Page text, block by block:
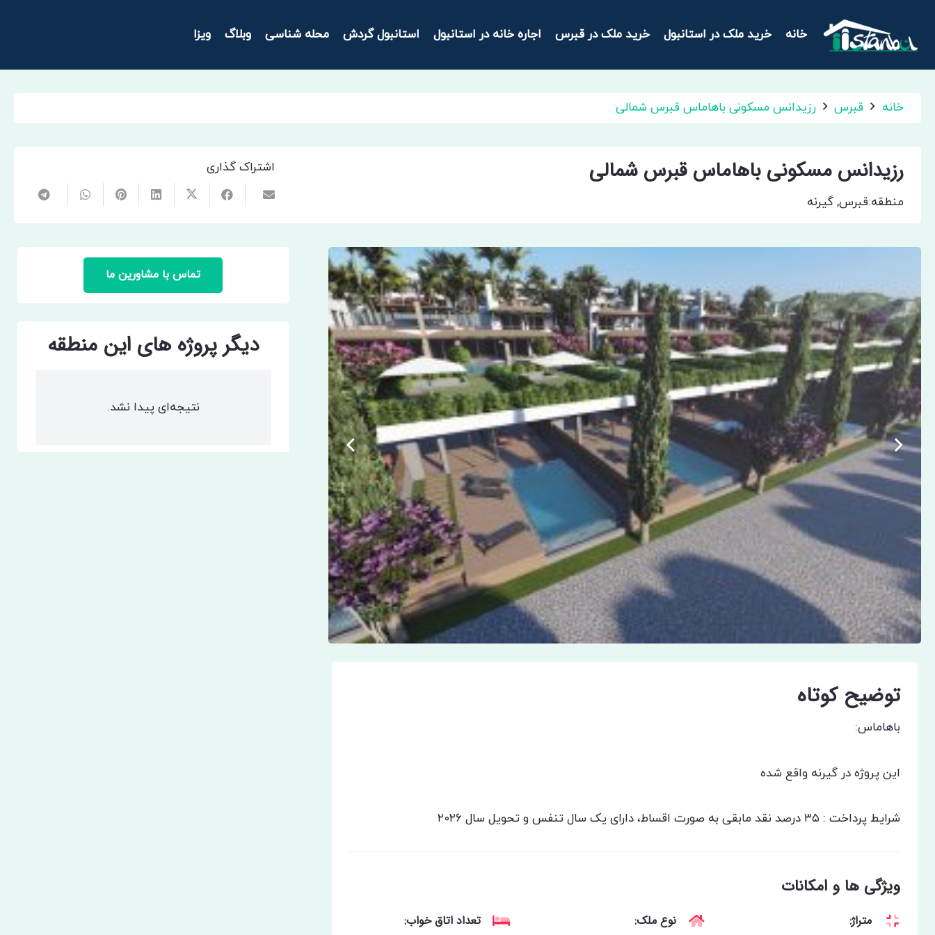
خانه خرید ملک در استانبول خرید ملک در قبرس اجاره خانه در استانبول استانبول گردش محله شناسی وبلاگ ویزا
خانه قبرس رزیدانس مسکونی باهاماس قبرس شمالی
رزیدانس مسکونی باهاماس قبرس شمالی
منطقه:قبرس,گیرنه
اشتراک گذاری
توضیح کوتاه
باهاماس:
این پروژه در گیرنه واقع شده
شرایط پرداخت : ۳۵ درصد نقد مابقی به صورت اقساط، دارای یک سال تنفس و تحویل سال ۲۰۲۶
ویژگی ها و امکانات
متراژ: نوع ملک: تعداد اتاق خواب:
تماس با مشاورین ما
دیگر پروژه های این منطقه
نتیجه‌ای پیدا نشد.